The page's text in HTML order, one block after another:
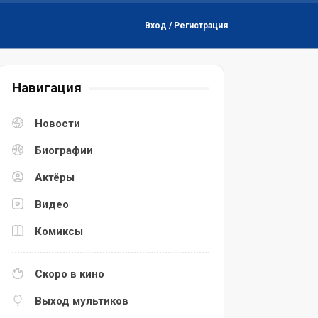
Вход / Регистрация
Навигация
Новости
Биографии
Актёры
Видео
Комиксы
Скоро в кино
Выход мультиков